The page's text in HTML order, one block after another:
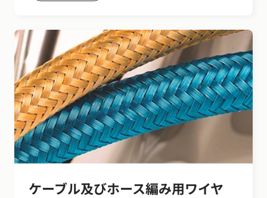
ケーブル及びホース編み用ワイヤ